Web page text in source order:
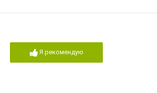
Я рекомендую